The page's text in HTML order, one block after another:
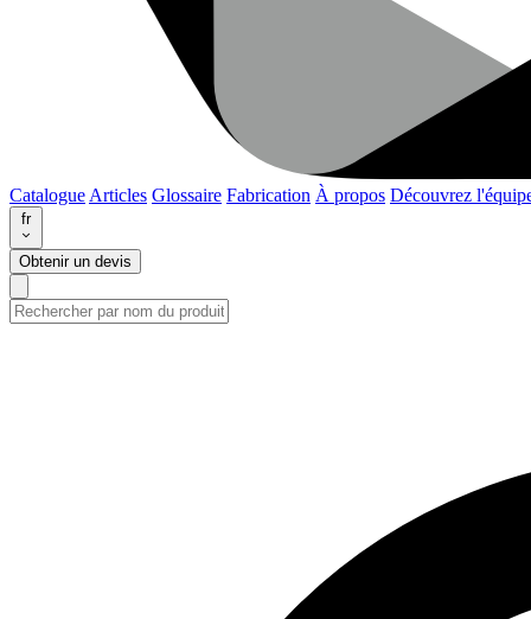
Catalogue Articles Glossaire Fabrication À propos Découvrez
fr
Obtenir un devis